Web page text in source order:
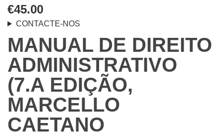
€45.00
CONTACTE-NOS
MANUAL DE DIREITO
ADMINISTRATIVO
(7.A EDIÇÃO,
MARCELLO
CAETANO